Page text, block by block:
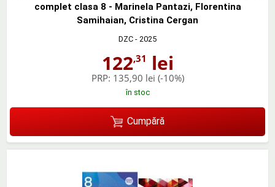
complet clasa 8 - Marinela Pantazi, Florentina
Samihaian, Cristina Cergan
DZC - 2025
122,31 lei
PRP: 135,90 lei (-10%)
în stoc
Cumpără